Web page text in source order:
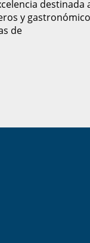
destinada
y
de